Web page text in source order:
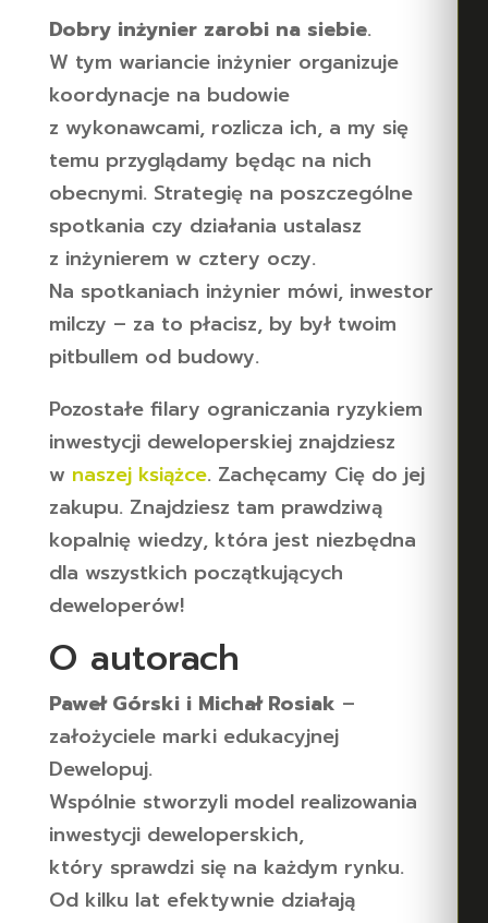
Dobry inżynier zarobi na siebie.
W tym wariancie inżynier organizuje
koordynacje na budowie
z wykonawcami, rozlicza ich, a my się
temu przyglądamy będąc na nich
obecnymi. Strategię na poszczególne
spotkania czy działania ustalasz
z inżynierem w cztery oczy.
Na spotkaniach inżynier mówi, inwestor
milczy – za to płacisz, by był twoim
pitbullem od budowy.
Pozostałe filary ograniczania ryzykiem
inwestycji deweloperskiej znajdziesz
w naszej książce. Zachęcamy Cię do jej
zakupu. Znajdziesz tam prawdziwą
kopalnię wiedzy, która jest niezbędna
dla wszystkich początkujących
deweloperów!
O autorach
Paweł Górski i Michał Rosiak –
założyciele marki edukacyjnej
Dewelopuj.
Wspólnie stworzyli model realizowania
inwestycji deweloperskich,
który sprawdzi się na każdym rynku.
Od kilku lat efektywnie działają